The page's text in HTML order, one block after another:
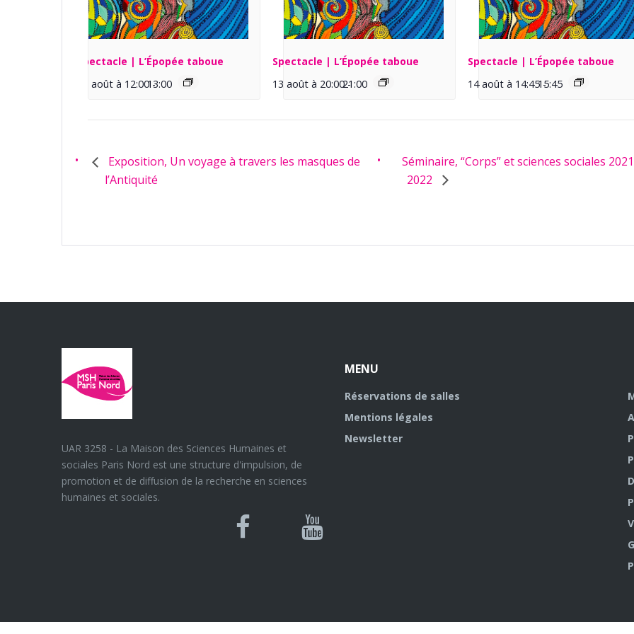
Spectacle | L’Épopée taboue
13 août à 12:00 -
13:00
Spectacle | L’Épopée taboue
13 août à 20:00 -
21:00
Spectacle | L’Épopée taboue
14 août à 14:45 -
15:45
Exposition, Un voyage à travers les masques de
l’Antiquité
Séminaire, “Corps” et sciences sociales
2022
UAR 3258 - La Maison des Sciences Humaines et
sociales Paris Nord est une structure d'impulsion, de
promotion et de diffusion de la recherche en sciences
humaines et sociales.
Bluesky
Canal
MENU
Réservations de salles
Mentions légales
Newsletter